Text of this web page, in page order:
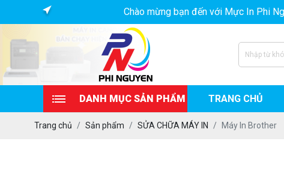
Chào mừng bạn đến với Mực In Phi
DANH MỤC SẢN PHẨM
HỘP MỰC HIMAX
TRANG CHỦ
Trang chủ Sản phẩm SỬA CHỮA MÁY IN Máy In Brother